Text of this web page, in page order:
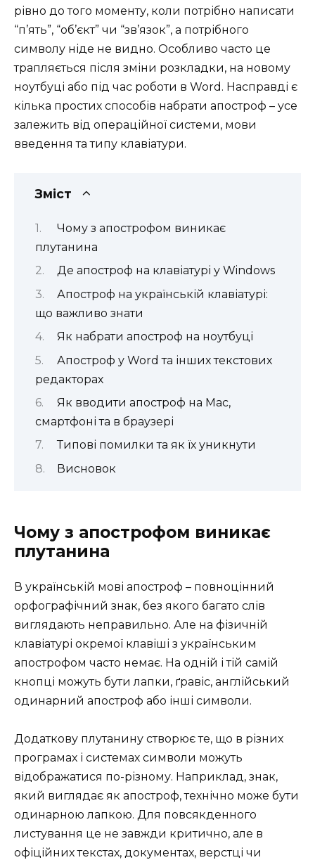
рівно до того моменту, коли потрібно написати
“п’ять”, “об’єкт” чи “зв’язок”, а потрібного
символу ніде не видно. Особливо часто це
трапляється після зміни розкладки, на новому
ноутбуці або під час роботи в Word. Насправді є
кілька простих способів набрати апостроф – усе
залежить від операційної системи, мови
введення та типу клавіатури.
Зміст
Чому з апострофом виникає
плутанина
Де апостроф на клавіатурі у Windows
Апостроф на українській клавіатурі:
що важливо знати
Як набрати апостроф на ноутбуці
Апостроф у Word та інших текстових
редакторах
Як вводити апостроф на Mac,
смартфоні та в браузері
Типові помилки та як їх уникнути
Висновок
Чому з апострофом виникає
плутанина
В українській мові апостроф – повноцінний
орфографічний знак, без якого багато слів
виглядають неправильно. Але на фізичній
клавіатурі окремої клавіші з українським
апострофом часто немає. На одній і тій самій
кнопці можуть бути лапки, ґравіс, англійський
одинарний апостроф або інші символи.
Додаткову плутанину створює те, що в різних
програмах і системах символи можуть
відображатися по-різному. Наприклад, знак,
який виглядає як апостроф, технічно може бути
одинарною лапкою. Для повсякденного
листування це не завжди критично, але в
офіційних текстах, документах, верстці чи